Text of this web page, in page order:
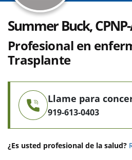
Summer Buck,
Profesional en
Trasplante
Llame para
919-613-0403
¿Es usted profesional de la salud?